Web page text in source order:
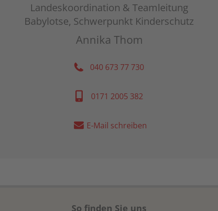
Landeskoordination & Teamleitung
Babylotse, Schwerpunkt Kinderschutz
Annika Thom
040 673 77 730
0171 2005 382
E-Mail schreiben
So finden Sie uns